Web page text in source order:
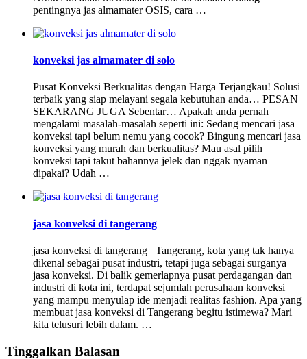
pentingnya jas almamater OSIS, cara …
konveksi jas almamater di solo
Pusat Konveksi Berkualitas dengan Harga Terjangkau! Solusi
terbaik yang siap melayani segala kebutuhan anda… PESAN
SEKARANG JUGA Sebentar… Apakah anda pernah
mengalami masalah-masalah seperti ini: Sedang mencari jasa
konveksi tapi belum nemu yang cocok? Bingung mencari jasa
konveksi yang murah dan berkualitas? Mau asal pilih
konveksi tapi takut bahannya jelek dan nggak nyaman
dipakai? Udah …
jasa konveksi di tangerang
jasa konveksi di tangerang Tangerang, kota yang tak hanya
dikenal sebagai pusat industri, tetapi juga sebagai surganya
jasa konveksi. Di balik gemerlapnya pusat perdagangan dan
industri di kota ini, terdapat sejumlah perusahaan konveksi
yang mampu menyulap ide menjadi realitas fashion. Apa yang
membuat jasa konveksi di Tangerang begitu istimewa? Mari
kita telusuri lebih dalam. …
Tinggalkan Balasan